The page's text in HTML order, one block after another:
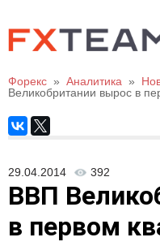
Форекс » Аналитика »
Великобритании вырос в
29.04.2014 392
ВВП
в первом